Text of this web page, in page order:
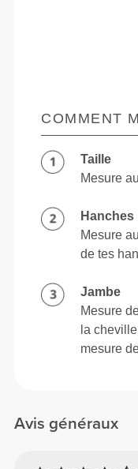
Avis généraux
COMMENT
Taille
Mesure
Hanches
Mesure
de tes
Jambe
Mesure
la
mesure